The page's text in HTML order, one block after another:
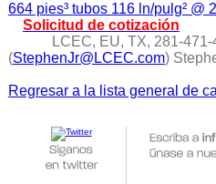
664 pies³ tubos 116 ln/pulg² @
Solicitud de cotización
LCEC, EU, TX, 281-
(StephenJr@LCEC.com)
Regresar a la lista general de